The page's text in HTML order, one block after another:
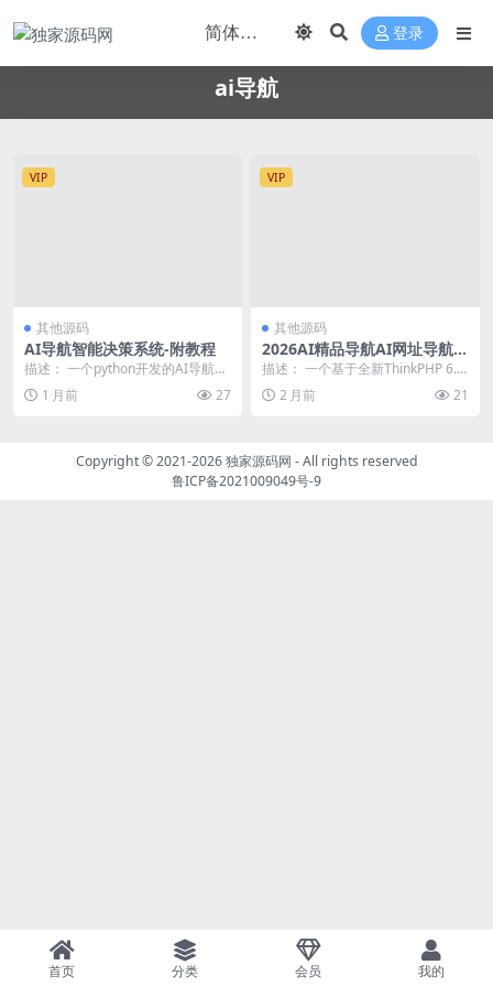
登录
ai导航
VIP
其他源码
AI导航智能决策系统-附教程
描述： 一个python开发的AI导航智
能决策系统， 后台自动更新工具，
自动更新...
1 月前 27
VIP
其他源码
2026AI精品导航AI网址导航A
I专业人工智能导航网站AI分类
描述： 一个基于全新ThinkPHP 6.1
框架开发的2026全新UI的AI网址...
2 月前 21
Copyright © 2021-2026独家源码网 - All rights reserved
鲁ICP备2021009049号-9
首页 分类 会员 我的